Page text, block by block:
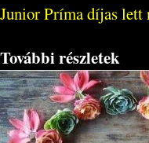
Junior Príma díjas lett
További részletek